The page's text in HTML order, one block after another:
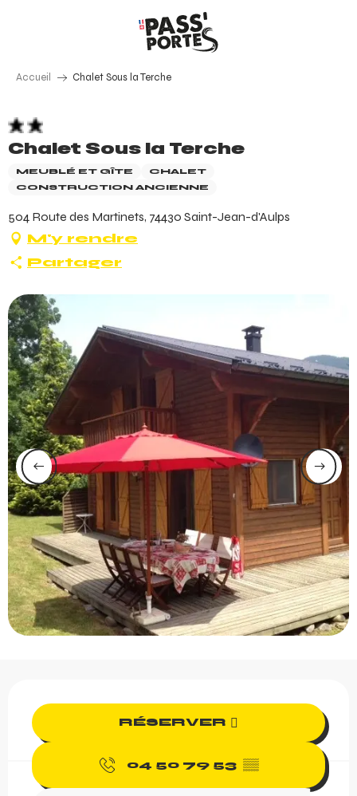
Accueil Chalet Sous la Terche
Chalet Sous la Terche
MEUBLÉ ET GÎTE
CHALET
CONSTRUCTION ANCIENNE
504 Route des Martinets, 74430 Saint-Jean-d'Aulps
M'y rendre
Partager
RÉSERVER
04 50 79 53 ▒▒